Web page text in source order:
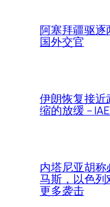
阿塞拜疆驱逐
国外交官
伊朗恢复接近
缩的放缓 –
内塔尼亚胡称
马斯，以色列
更多袭击